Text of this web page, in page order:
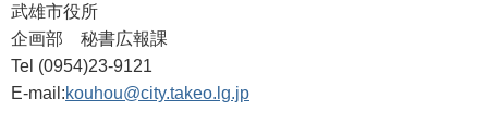
武雄市役所
企画部 秘書広報課
Tel (0954)23-9121
E-mail:kouhou@city.takeo.lg.jp